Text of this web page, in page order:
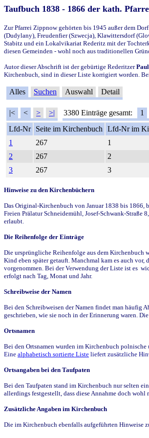
Taufbuch 1838 - 1866 der kath.
Zur Pfarrei Zippnow gehörten bis 1945 außer dem
(Dudylany), Freudenfier (Szwecja), Klawittersdorf
Stabitz und ein Lokalvikariat Rederitz mit der
diesen Gemeinden - wohl noch aus traditionellen
Autor dieser Abschrift ist der gebürtige Rederitzer
Kirchenbuch, sind in dieser Liste korrigiert worden.
Alles Suchen Auswahl Detail
|< < > >| 3380 Einträge gesamt: 1
Lfd-Nr
Seite im Kirchenbuch Lfd-Nr im
1
267 1
2
267 2
3
267 3
Hinweise zu den Kirchenbüchern
Das Original-Kirchenbuch von Januar 1838 bis
Freien Prälatur Schneidemühl, Josef-Schwank-Straße
erlaubt.
Die Reihenfolge der Einträge
Die ursprüngliche Reihenfolge aus dem Kirchenbuch
Kind eben später getauft. Manchmal kam es auch
vorgenommen. Bei der Verwendung der Liste ist es
erfolgt nach Tag, Monat und Jahr.
Schreibweise der Namen
Bei den Schreibweisen der Namen findet man häufig
geschrieben, wie sie noch in der Erinnerung waren.
Ortsnamen
Bei den Ortsnamen wurden im Kirchenbuch polnische
Eine alphabetisch sortierte Liste liefert zusätzliche
Ortsangaben bei den Taufpaten
Bei den Taufpaten stand im Kirchenbuch nur selten
allerdings festgestellt, dass diese Annahme doch
Zusätzliche Angaben im Kirchenbuch
Die im Kirchenbuch ebenfalls aufgeführten Hinweise